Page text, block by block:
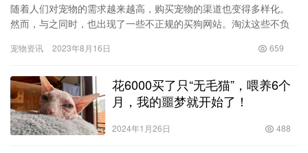
随着人们对宠物的需求越来越高，购买宠物的渠道也变得多样化。
然而，与之同时，也出现了一些不正规的买狗网站。淘汰这些不负
正规的…
宠物资讯 2023年8月16日 659
花6000买了只“无毛猫”，喂养6个
月，我的噩梦就开始了！
2024年1月26日 488